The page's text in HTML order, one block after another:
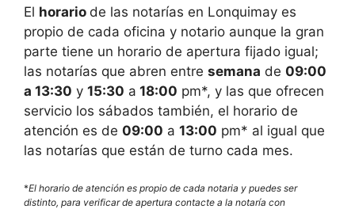
El horario de las notarías en Lonquimay es
propio de cada oficina y notario aunque la gran
parte tiene un horario de apertura fijado igual;
las notarías que abren entre semana de 09:00
a 13:30 y 15:30 a 18:00 pm*, y las que ofrecen
servicio los sábados también, el horario de
atención es de 09:00 a 13:00 pm* al igual que
las notarías que están de turno cada mes.
*El horario de atención es propio de cada notaria y puedes ser
distinto, para verificar de apertura contacte a la notaría con